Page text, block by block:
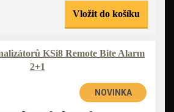
Vložit do košíku
KSi8 Remote Bite Alarm
2+1
NOVINKA